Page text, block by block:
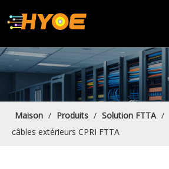
Maison / Produits / Solution FTTA /
câbles extérieurs CPRI FTTA